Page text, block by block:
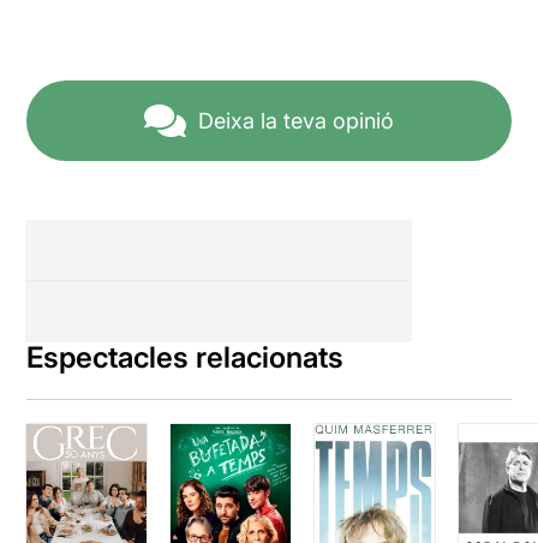
Deixa la teva opinió
Espectacles relacionats